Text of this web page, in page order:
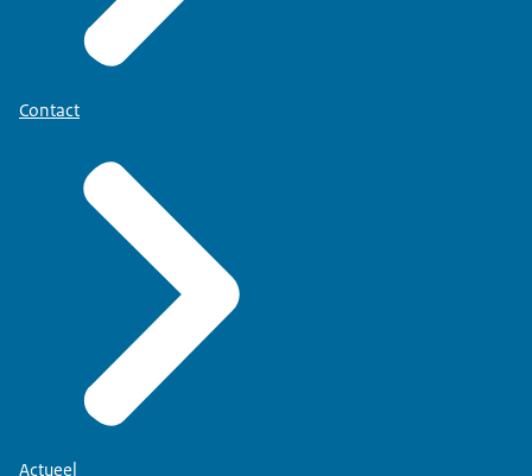
Contact
Actueel